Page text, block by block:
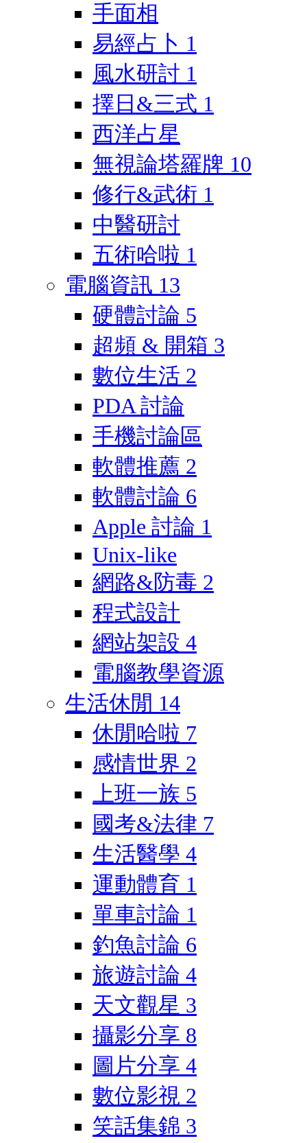
手面相
易經占卜 1
風水研討 1
擇日&三式 1
西洋占星
無視論塔羅牌 10
修行&武術 1
中醫研討
五術哈啦 1
電腦資訊 13
硬體討論 5
超頻 & 開箱 3
數位生活 2
PDA 討論
手機討論區
軟體推薦 2
軟體討論 6
Apple 討論 1
Unix-like
網路&防毒 2
程式設計
網站架設 4
電腦教學資源
生活休閒 14
休閒哈啦 7
感情世界 2
上班一族 5
國考&法律 7
生活醫學 4
運動體育 1
單車討論 1
釣魚討論 6
旅遊討論 4
天文觀星 3
攝影分享 8
圖片分享 4
數位影視 2
笑話集錦 3